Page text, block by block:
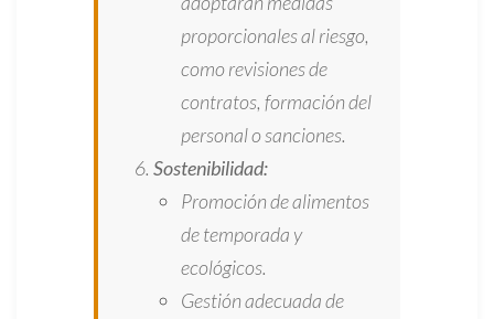
proporcionales al riesgo,
como revisiones de
contratos, formación del
personal o sanciones.
Sostenibilidad:
Promoción de alimentos
de temporada y
ecológicos.
Gestión adecuada de